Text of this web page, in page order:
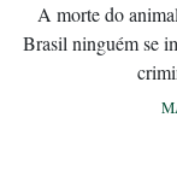
A morte do
Brasil ninguém se